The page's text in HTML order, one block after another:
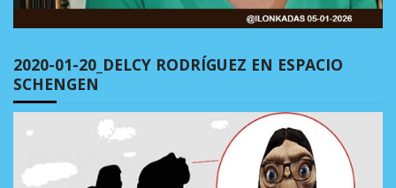
2020-01-20_DELCY RODRÍGUEZ EN ESPACIO
SCHENGEN